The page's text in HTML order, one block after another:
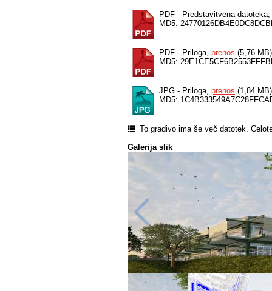
PDF - Predstavitvena datoteka,
MD5:
PDF - Priloga, prenos (5,76 MB)
MD5:
JPG - Priloga, prenos (1,84 MB)
MD5:
To gradivo ima še več datotek.
Galerija slik